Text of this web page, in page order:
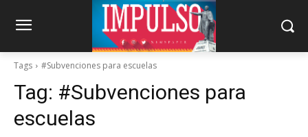
Tags #Subvenciones para escuelas
Tag: #Subvenciones para
escuelas